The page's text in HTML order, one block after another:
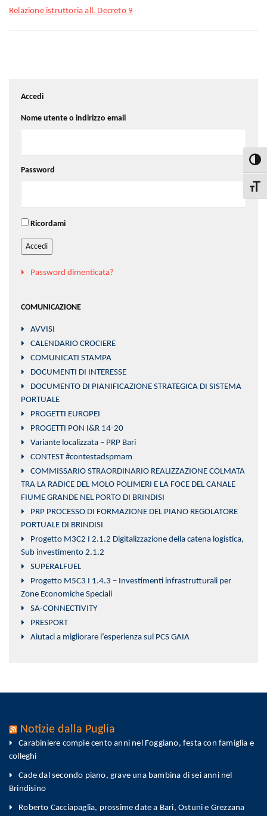
Relazione istruttoria all. Decreto 9
Accedi
Nome utente o indirizzo email
Password
Ricordami
Accedi
Password dimenticata?
COMUNICAZIONE
AVVISI
CALENDARIO CROCIERE
COMUNICATI STAMPA
DOCUMENTI DI INTERESSE
DOCUMENTO DI PIANIFICAZIONE STRATEGICA DI SISTEMA
PORTUALE
PROGETTI EUROPEI
PROGETTI PON I&R 14-20
Variante localizzata – PRP Bari
CONTEST #contestadspmam
COMMISSARIO STRAORDINARIO REALIZZAZIONE COLMATA
TRA LA RADICE DEL MOLO POLIMERI E LA FOCE DEL CANALE
FIUME GRANDE NEL PORTO DI BRINDISI
PRP PROCESSO DI FORMAZIONE DEL PIANO REGOLATORE
PORTUALE DI BRINDISI
Progetto M3C2 I 2.1.2 Digitalizzazione della catena logistica,
Sub investimento 2.1.2
SUPERALFUEL
Progetto M5C3 I 1.4.3 – Investimenti infrastrutturali per
Zone Economiche Speciali
SA-CONNECTIVITY
PRESPORT
Aiutaci a migliorare l’esperienza sul PCS GAIA
Notizie dalla Puglia
Carabiniere compie cento anni nel Foggiano, festa con famiglia e
colleghi
Cade dal secondo piano, grave una bambina di sei anni nel
Brindisino
Roberto Cacciapaglia, prossime date a Bari, Ostuni e Grezzana